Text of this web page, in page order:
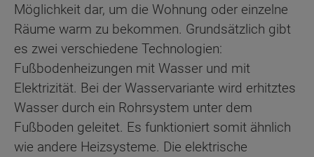
Möglichkeit dar, um die Wohnung oder einzelne
Räume warm zu bekommen. Grundsätzlich gibt
es zwei verschiedene Technologien:
Fußbodenheizungen mit Wasser und mit
Elektrizität. Bei der Wasservariante wird erhitztes
Wasser durch ein Rohrsystem unter dem
Fußboden geleitet. Es funktioniert somit ähnlich
wie andere Heizsysteme. Die elektrische